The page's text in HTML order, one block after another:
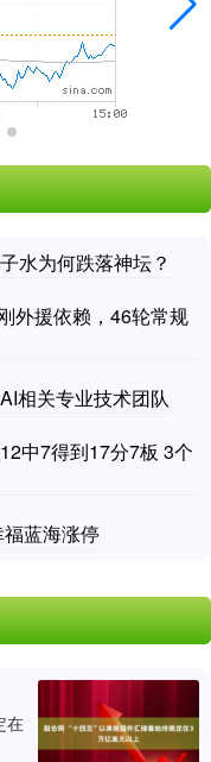
水为何跌落神坛？
外援依赖，46轮常规
相关专业技术团队
中7得到17分7板 3个
蓝海涨停
在